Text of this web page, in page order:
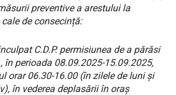
preventive a arestului la
de consecință:
C.D.P. permisiunea de a părăsi
perioada 08.09.2025-15.09.2025,
orar 06.30-16.00 (în zilele de luni şi
în vederea deplasării în oraş